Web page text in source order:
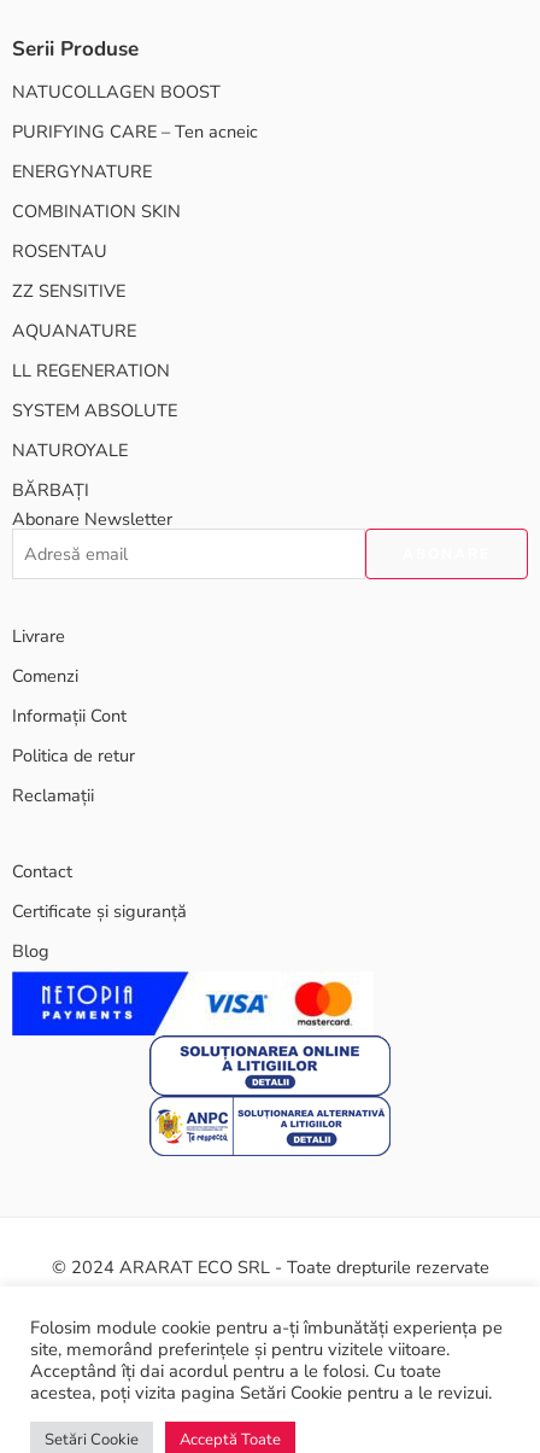
Serii Produse
NATUCOLLAGEN BOOST
PURIFYING CARE – Ten acneic
ENERGYNATURE
COMBINATION SKIN
ROSENTAU
ZZ SENSITIVE
AQUANATURE
LL REGENERATION
SYSTEM ABSOLUTE
NATUROYALE
BĂRBAȚI
Abonare Newsletter
Livrare
Comenzi
Informații Cont
Politica de retur
Reclamații
Contact
Certificate și siguranță
Blog
© 2024 ARARAT ECO SRL - Toate drepturile rezervate
Termeni și condiții Politica cookie Certificate și siguranță
ANPC
Folosim module cookie pentru a-ți îmbunătăți experiența pe
site, memorând preferințele și pentru vizitele viitoare.
Acceptând îți dai acordul pentru a le folosi. Cu toate
acestea, poți vizita pagina Setări Cookie pentru a le revizui.
Setări Cookie Acceptă Toate